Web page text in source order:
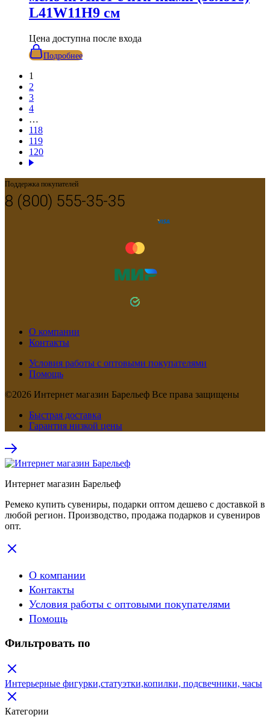
L41W11H9 см
Цена доступна после входа
Подробнее
1
2
3
4
…
118
119
120
Поддержка покупателей
8 (800) 555-35-35
О компании
Контакты
Условия работы с оптовыми покупателями
Помощь
©2026 Интернет магазин Барельеф Все права защищены
Быстрая доставка
Гарантия низкой цены
Интернет магазин Барельеф
Ремеко купить сувениры, подарки оптом дешево с доставкой в
любой регион. Производство, продажа подарков и сувениров
опт.
О компании
Контакты
Условия работы с оптовыми покупателями
Помощь
Фильтровать по
Интерьерные фигурки,статуэтки,копилки, подсвечники, часы
Категории